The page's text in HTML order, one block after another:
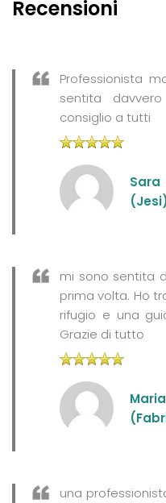
Recensioni
Professionista
sentita
consiglio a tutti
Sara
mi sono sentita
prima volta. Ho
rifugio e una
Grazie di tutto
Maria
una